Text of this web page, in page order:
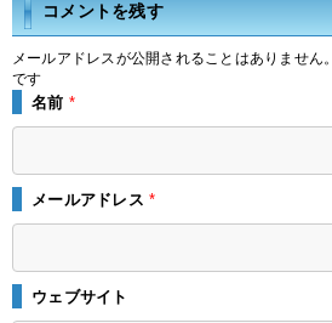
コメントを残す
メールアドレスが公開されることはありません。
です
名前 *
メールアドレス*
ウェブサイト